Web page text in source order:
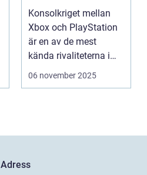
PlayStation
Konsolkriget mellan
Xbox och PlayStation
är en av de mest
kända rivaliteterna i
spelvä...
06 november 2025
Adress